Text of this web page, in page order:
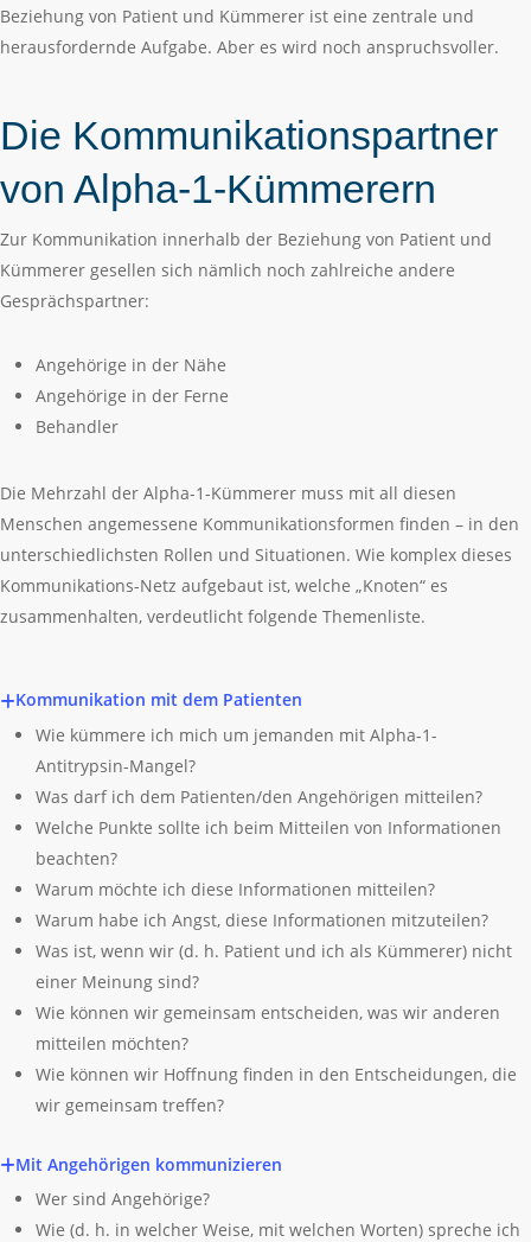
Beziehung von Patient und Kümmerer ist eine zentrale und
herausfordernde Aufgabe. Aber es wird noch anspruchsvoller.
Die Kommunikationspartner
von Alpha-1-Kümmerern
Zur Kommunikation innerhalb der Beziehung von Patient und
Kümmerer gesellen sich nämlich noch zahlreiche andere
Gesprächspartner:
Angehörige in der Nähe
Angehörige in der Ferne
Behandler
Die Mehrzahl der Alpha-1-Kümmerer muss mit all diesen
Menschen angemessene Kommunikationsformen finden – in den
unterschiedlichsten Rollen und Situationen. Wie komplex dieses
Kommunikations-Netz aufgebaut ist, welche „Knoten“ es
zusammenhalten, verdeutlicht folgende Themenliste.
Kommunikation mit dem Patienten
Wie kümmere ich mich um jemanden mit Alpha-1-
Antitrypsin-Mangel?
Was darf ich dem Patienten/den Angehörigen mitteilen?
Welche Punkte sollte ich beim Mitteilen von Informationen
beachten?
Warum möchte ich diese Informationen mitteilen?
Warum habe ich Angst, diese Informationen mitzuteilen?
Was ist, wenn wir (d. h. Patient und ich als Kümmerer) nicht
einer Meinung sind?
Wie können wir gemeinsam entscheiden, was wir anderen
mitteilen möchten?
Wie können wir Hoffnung finden in den Entscheidungen, die
wir gemeinsam treffen?
Mit Angehörigen kommunizieren
Wer sind Angehörige?
Wie (d. h. in welcher Weise, mit welchen Worten) spreche ich